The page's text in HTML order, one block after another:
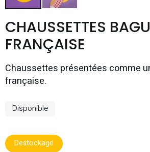
CHAUSSETTES
FRANÇAISE
Chaussettes présentées comme
française.
Disponible
Destockage